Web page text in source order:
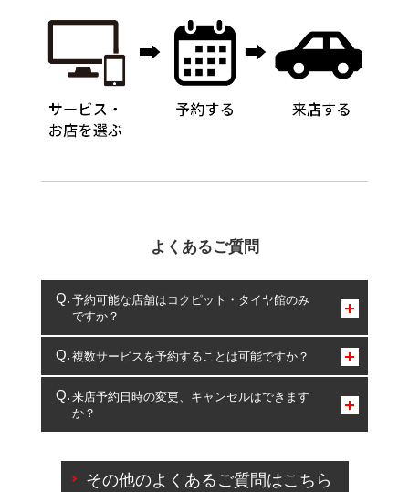
よくあるご質問
予約可能な店舗はコクピット・タイヤ館のみ
ですか？
コクピット・タイヤ館のみとなります。
複数サービスを予約することは可能ですか？
複数サービスのご予約は可能です。
一部の商品・サービスの組み合わせに限り、同時にご予約が
出来ないものもございます。
来店予約日時の変更、キャンセルはできます
か？
ご来店予約日の3営業日前を過ぎている場合のご予約
その他のよくあるご質問はこちら